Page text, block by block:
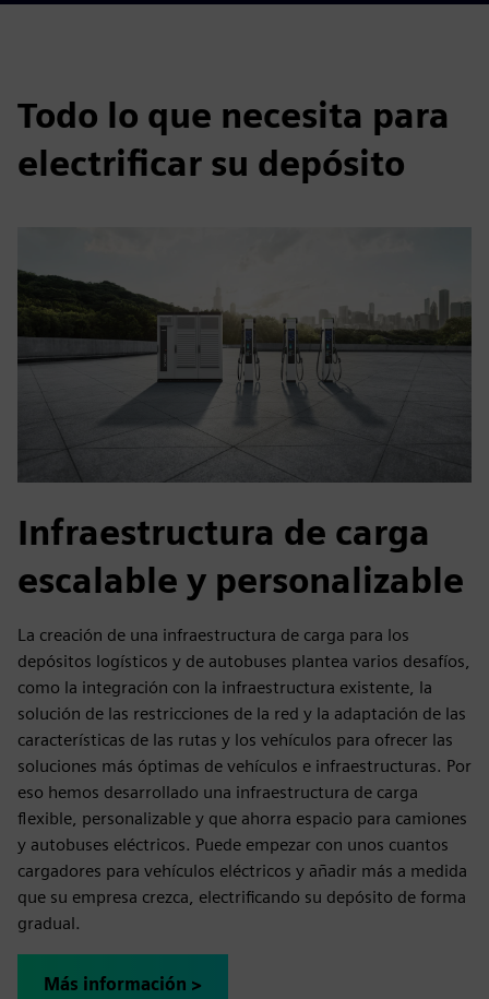
Todo lo que necesita para
electrificar su depósito
Infraestructura de carga
escalable y personalizable
La creación de una infraestructura de carga para los
depósitos logísticos y de autobuses plantea varios desafíos,
como la integración con la infraestructura existente, la
solución de las restricciones de la red y la adaptación de las
características de las rutas y los vehículos para ofrecer las
soluciones más óptimas de vehículos e infraestructuras. Por
eso hemos desarrollado una infraestructura de carga
flexible, personalizable y que ahorra espacio para camiones
y autobuses eléctricos. Puede empezar con unos cuantos
cargadores para vehículos eléctricos y añadir más a medida
que su empresa crezca, electrificando su depósito de forma
gradual.
Más información >